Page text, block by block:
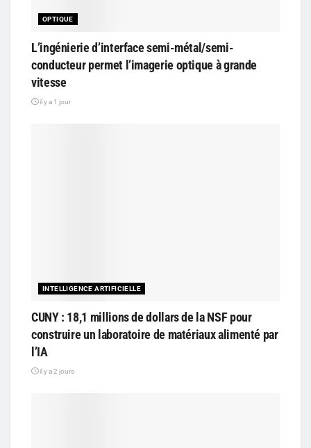
OPTIQUE
L’ingénierie d’interface semi-métal/semi-
conducteur permet l’imagerie optique à grande
vitesse
il y a 1 jour
INTELLIGENCE ARTIFICIELLE
CUNY : 18,1 millions de dollars de la NSF pour
construire un laboratoire de matériaux alimenté par
l’IA
il y a 2 jours